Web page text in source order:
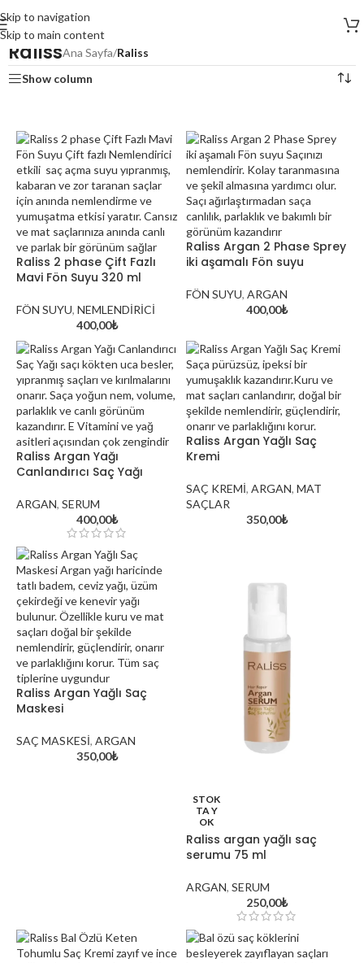
Skip to navigation
Skip to main content
RalissAna Sayfa/Raliss
Show column
oi hakkında
the World of Cosmetics and
Aynadaki Güzellik Kuaför
Güzellik Merkezi
Kırklareli’nin Doğal
Saç Renkleri
Raliss 2 phase Çift Fazlı
Mavi Fön Suyu 320 ml
FÖN SUYU, NEMLENDİRİCİ
400,00₺
Raliss Argan 2 Phase Sprey
iki aşamalı Fön suyu
FÖN SUYU, ARGAN
400,00₺
Raliss Argan Yağı
Canlandırıcı Saç Yağı
ARGAN, SERUM
400,00₺
Raliss Argan Yağlı Saç
Kremi
SAÇ KREMİ, ARGAN, MAT
SAÇLAR
350,00₺
Raliss Argan Yağlı Saç
Maskesi
SAÇ MASKESİ, ARGAN
350,00₺
STOK
TA Y
OK
Raliss argan yağlı saç
serumu 75 ml
ARGAN, SERUM
250,00₺